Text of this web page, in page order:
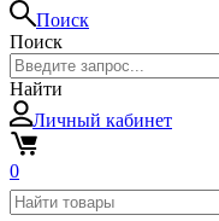
Поиск
Поиск
Найти
Личный кабинет
0